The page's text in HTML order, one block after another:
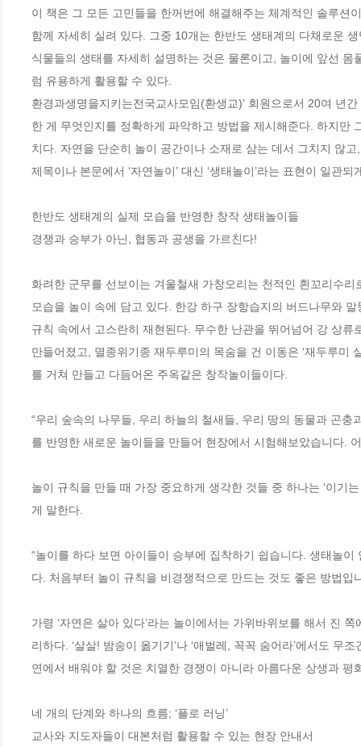
이 책은 그 모든 고민들을 한꺼번에 해결해주는 체계적인 솔루
함께 자세히 실려 있다. 그중 10개는 한반도 생태계의 다채로운
식물들의 생태를 자세히 설명하는 것은 물론이고, 놀이에 앞선
럼 유용하게 활용할 수 있다.
환경과생명을지키는전국교사모임(환생교)’ 회원으로서 20여 년
한 게 무엇인지를 정확하게 파악하고 방법을 제시해준다. 하지만
치다. 자연을 단순히 놀이 공간이나 소재로 삼는 데서 그치지 않
제목이나 본문에서 ‘자연놀이’ 대신 ‘생태놀이’라는 표현이 일관
한반도 생태계의 실제 모습을 반영한 창작 생태놀이들
경쟁과 승부가 아닌, 협동과 공생을 가르친다!
화려한 군무를 선보이는 겨울철새 가창오리는 천적인 흰꼬리수
모습을 놀이 속에 담고 있다. 한강 하구 장항습지의 버드나무와
규칙 속에서 고스란히 재현된다. 무수한 난관을 뛰어넘어 강 상류
만들어졌고, 멸종위기종 재두루미의 목숨을 건 이동은 ‘재두루미
를 거쳐 만들고 다듬어온 주옥같은 창작놀이들이다.
“우리 숲속의 나무들, 우리 하늘의 철새들, 우리 땅의 동물과 곤
를 반영한 새로운 놀이들을 만들어 현장에서 시험해보았습니다.
놀이 규칙을 만들 때 가장 중요하게 생각한 것들 중 하나는 ‘이기
게 말한다.
“놀이를 하다 보면 아이들이 승부에 집착하기 쉽습니다. 생태놀
다. 처음부터 놀이 규칙을 비경쟁적으로 만드는 것도 좋은 방법입
가령 ‘자연은 살아 있다’라는 놀이에서는 가위바위보를 해서 진
리하다. ‘살살! 밤송이 옮기기’나 ‘애벌레, 꼭꼭 숨어라’에서도
연에서 배워야 할 것은 치열한 경쟁이 아니라 아름다운 상생과 평
네 개의 단계와 하나의 흐름; ‘플로 러닝’
교사와 지도자들이 대본처럼 활용할 수 있는 현장 안내서